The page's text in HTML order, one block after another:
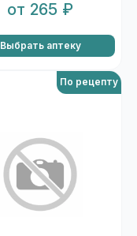
от 265 ₽
Выбрать аптеку
По рецепту